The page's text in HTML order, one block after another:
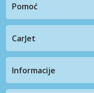
Pomoć
CarJet
Informacije